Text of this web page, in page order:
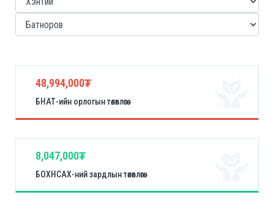
48,994,000₮
БНАТ-ийн орлогын төлөвлөгөө
8,047,000₮
БОХНСАХ-ний зардлын төлөвлөгөө